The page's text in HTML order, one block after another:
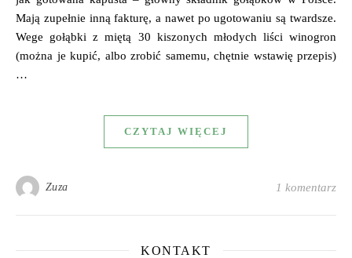
Mają zupełnie inną fakturę, a nawet po ugotowaniu są twardsze.
Wege gołąbki z miętą 30 kiszonych młodych liści winogron
(można je kupić, albo zrobić samemu, chętnie wstawię przepis)
…
CZYTAJ WIĘCEJ
Zuza 1 komentarz
KONTAKT